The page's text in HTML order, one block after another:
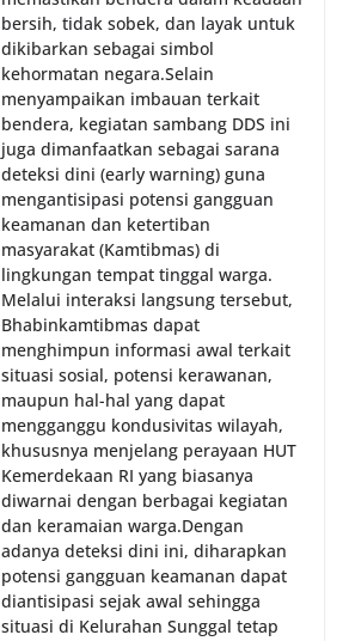
bersih, tidak sobek, dan layak untuk
dikibarkan sebagai simbol
kehormatan negara.‎‎‎Selain
menyampaikan imbauan terkait
bendera, kegiatan sambang DDS ini
juga dimanfaatkan sebagai sarana
deteksi dini (early warning) guna
mengantisipasi potensi gangguan
keamanan dan ketertiban
masyarakat (Kamtibmas) di
lingkungan tempat tinggal warga.
Melalui interaksi langsung tersebut,
Bhabinkamtibmas dapat
menghimpun informasi awal terkait
situasi sosial, potensi kerawanan,
maupun hal-hal yang dapat
mengganggu kondusivitas wilayah,
khususnya menjelang perayaan HUT
Kemerdekaan RI yang biasanya
diwarnai dengan berbagai kegiatan
dan keramaian warga.‎‎Dengan
adanya deteksi dini ini, diharapkan
potensi gangguan keamanan dapat
diantisipasi sejak awal sehingga
situasi di Kelurahan Sunggal tetap